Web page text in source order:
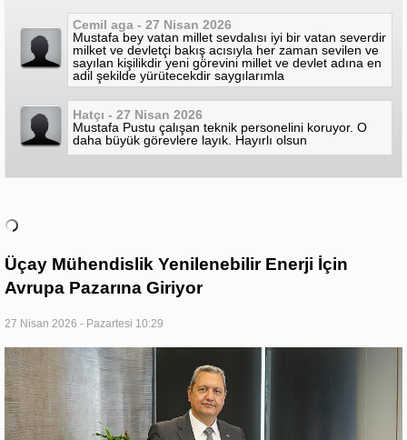
Cemil aga - 27 Nisan 2026
Mustafa bey vatan millet sevdalısı iyi bir vatan severdir
milket ve devletçi bakış acısıyla her zaman sevilen ve
sayılan kişilikdir yeni görevini millet ve devlet adına en
adil şekilde yürütecekdir saygılarımla
Hatçı - 27 Nisan 2026
Mustafa Pustu çalışan teknik personelini koruyor. O
daha büyük görevlere layık. Hayırlı olsun
Üçay Mühendislik Yenilenebilir Enerji İçin
Avrupa Pazarına Giriyor
27 Nisan 2026 - Pazartesi 10:29